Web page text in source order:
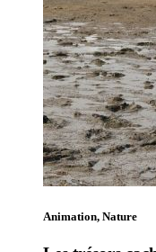
Animation, Nature